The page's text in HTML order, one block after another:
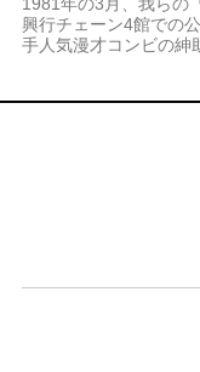
興行チェーン4館での
手人気漫才コンビの紳